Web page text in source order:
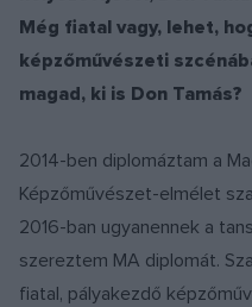
Még fiatal vagy, lehet,
képzőművészeti
magad, ki is Don Tamás?
2014-ben diplomáztam a
Képzőművészet-elmélet
2016-ban ugyanennek a
szereztem MA diplomát.
fiatal, pályakezdő